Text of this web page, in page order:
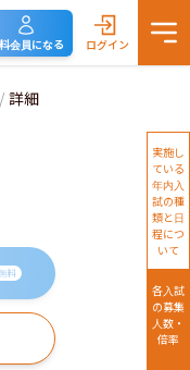
会員になる ログイン
/ 詳細
無料
実施し
ている
年内入
試の種
類と日
程につ
いて
各入試
の募集
人数・
倍率